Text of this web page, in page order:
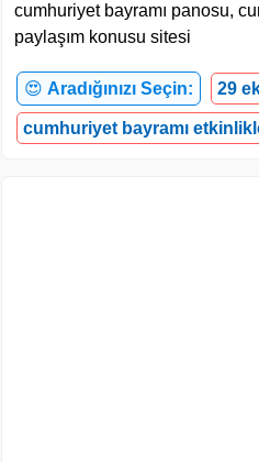
cumhuriyet bayramı panosu,
paylaşım konusu sitesi
😍 Aradığınızı Seçin: 29
cumhuriyet bayramı